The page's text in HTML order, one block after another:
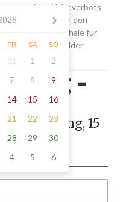
eines Halteverbots
den Gebühren für den
einer Pauschale für
Abholen der Schilder
-
Anordnung, 15
FR SA SO
31 1
2
7 8
9
14 15
16
21 22
23
28 29
30
4 5 6